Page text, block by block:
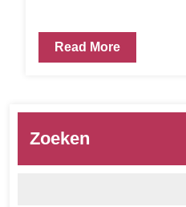
Read More
Zoeken